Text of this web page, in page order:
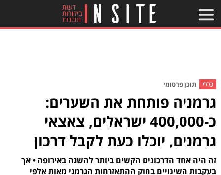
כללי תוכן פרסומי
גרמניה פותחת את השערים:
כ-400,000 ישראלים, צאצאי
גרמנים, יוכלו כעת לקבל דרכון
זה היה אחד הדרכונים הקשים ביותר להשגה באירופה • אך
בעקבות השינויים בחוק ההתאזרחות הגרמני מאות אלפי